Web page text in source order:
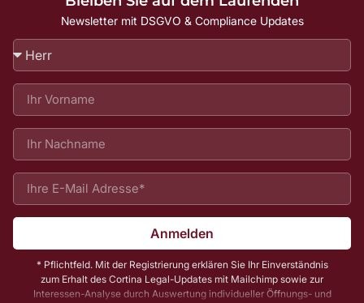
Newsletter mit DSGVO & Compliance Updates
Anmelden
* Pflichtfeld. Mit der Registrierung erklären Sie Ihr Einverständnis
zum Erhalt des Cortina Legal-Updates mit Mailchimp sowie zur
Interessen-Analyse durch Auswertung individueller Öffnungs- und